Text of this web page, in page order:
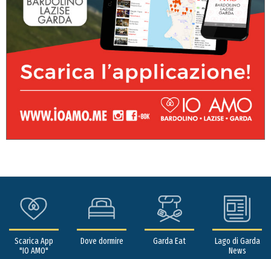
Scarica App
"IO AMO"
Dove dormire Garda Eat
Lago di Garda
News